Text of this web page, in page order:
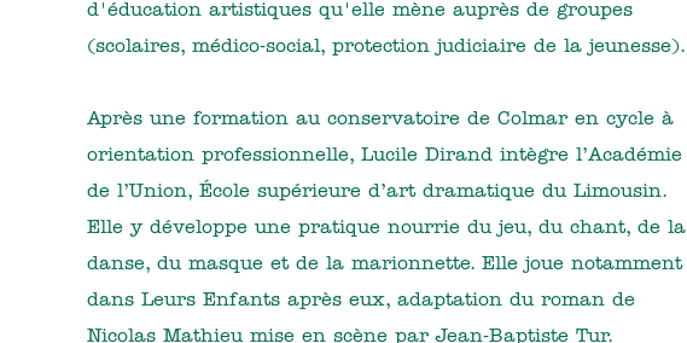
d'éducation artistiques qu'elle mène auprès de groupes
(scolaires, médico-social, protection judiciaire de la jeunesse).
Après une formation au conservatoire de Colmar en cycle à
orientation professionnelle, Lucile Dirand intègre l’Académie
de l’Union, École supérieure d’art dramatique du Limousin.
Elle y développe une pratique nourrie du jeu, du chant, de la
danse, du masque et de la marionnette. Elle joue notamment
dans Leurs Enfants après eux, adaptation du roman de
Nicolas Mathieu mise en scène par Jean-Baptiste Tur.